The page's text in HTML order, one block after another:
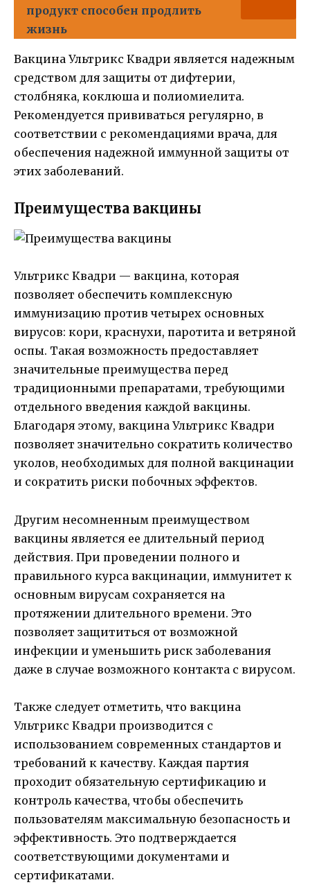
продукт способен продлить
жизнь
Вакцина Ультрикс Квадри является надежным
средством для защиты от дифтерии,
столбняка, коклюша и полиомиелита.
Рекомендуется прививаться регулярно, в
соответствии с рекомендациями врача, для
обеспечения надежной иммунной защиты от
этих заболеваний.
Преимущества вакцины
Ультрикс Квадри — вакцина, которая
позволяет обеспечить комплексную
иммунизацию против четырех основных
вирусов: кори, краснухи, паротита и ветряной
оспы. Такая возможность предоставляет
значительные преимущества перед
традиционными препаратами, требующими
отдельного введения каждой вакцины.
Благодаря этому, вакцина Ультрикс Квадри
позволяет значительно сократить количество
уколов, необходимых для полной вакцинации
и сократить риски побочных эффектов.
Другим несомненным преимуществом
вакцины является ее длительный период
действия. При проведении полного и
правильного курса вакцинации, иммунитет к
основным вирусам сохраняется на
протяжении длительного времени. Это
позволяет защититься от возможной
инфекции и уменьшить риск заболевания
даже в случае возможного контакта с вирусом.
Также следует отметить, что вакцина
Ультрикс Квадри производится с
использованием современных стандартов и
требований к качеству. Каждая партия
проходит обязательную сертификацию и
контроль качества, чтобы обеспечить
пользователям максимальную безопасность и
эффективность. Это подтверждается
соответствующими документами и
сертификатами.